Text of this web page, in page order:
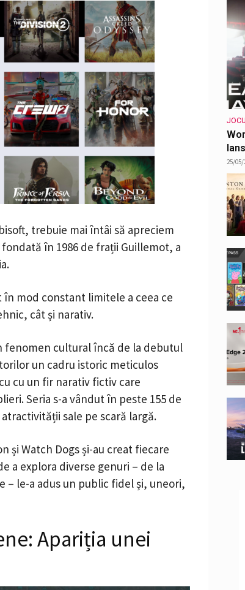
trebuie mai întâi să apreciem
în 1986 de frații Guillemot, a
mod constant limitele a ceea ce
cât și narativ.
fenomen cultural încă de la debutul
un cadru istoric meticulos
cu un fir narativ fictiv care
Seria s-a vândut în peste 155 de
sale pe scară largă.
și Watch Dogs și-au creat fiecare
a explora diverse genuri – de la
– le-a adus un public fidel și, uneori,
Apariția unei
25/05/